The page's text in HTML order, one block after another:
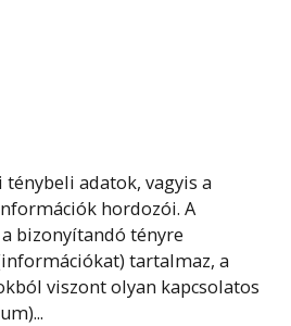
ténybeli adatok, vagyis a
hordozói. A
bizonyítandó tényre
tartalmaz, a
viszont olyan kapcsolatos